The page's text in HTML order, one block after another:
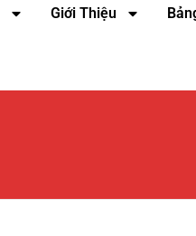
Giới Thiệu